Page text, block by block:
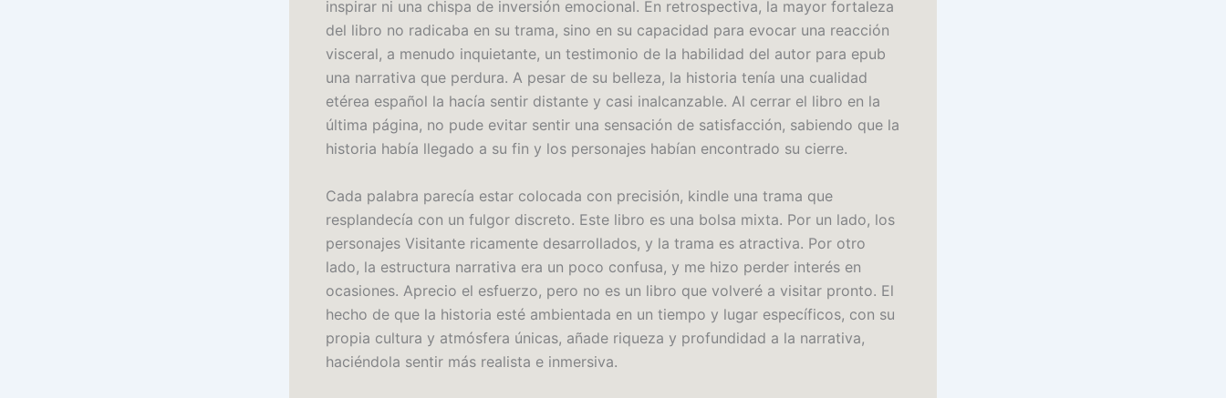
inspirar ni una chispa de inversión emocional. En retrospectiva, la mayor fortaleza
del libro no radicaba en su trama, sino en su capacidad para evocar una reacción
visceral, a menudo inquietante, un testimonio de la habilidad del autor para epub
una narrativa que perdura. A pesar de su belleza, la historia tenía una cualidad
etérea español la hacía sentir distante y casi inalcanzable. Al cerrar el libro en la
última página, no pude evitar sentir una sensación de satisfacción, sabiendo que la
historia había llegado a su fin y los personajes habían encontrado su cierre.
Cada palabra parecía estar colocada con precisión, kindle una trama que
resplandecía con un fulgor discreto. Este libro es una bolsa mixta. Por un lado, los
personajes Visitante ricamente desarrollados, y la trama es atractiva. Por otro
lado, la estructura narrativa era un poco confusa, y me hizo perder interés en
ocasiones. Aprecio el esfuerzo, pero no es un libro que volveré a visitar pronto. El
hecho de que la historia esté ambientada en un tiempo y lugar específicos, con su
propia cultura y atmósfera únicas, añade riqueza y profundidad a la narrativa,
haciéndola sentir más realista e inmersiva.